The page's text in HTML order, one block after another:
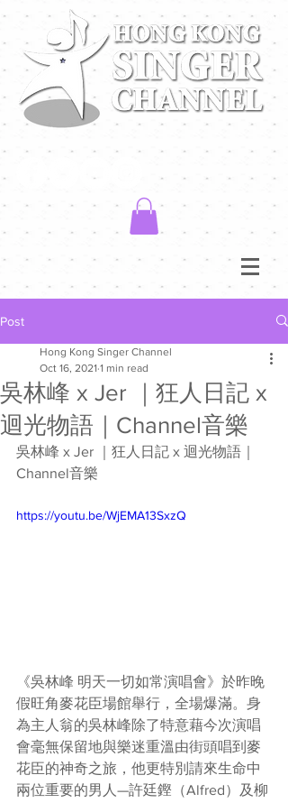
Post
吳林峰 x Jer ｜狂人日記 x
迴光物語｜Channel音樂
Hong Kong Singer Channel
Oct 16, 2021 1 min read
吳林峰 x Jer ｜狂人日記 x 迴光物語｜
Channel音樂
https://youtu.be/WjEMA13SxzQ
《吳林峰 明天一切如常演唱會》於昨晚
假旺角麥花臣場館舉行，全場爆滿。身
為主人翁的吳林峰除了特意藉今次演唱
會毫無保留地與樂迷重溫由街頭唱到麥
花臣的神奇之旅，他更特別請來生命中
兩位重要的男人—許廷鏗（Alfred）及柳